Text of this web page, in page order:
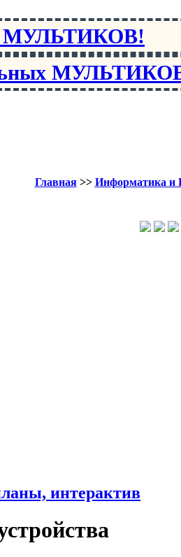
МУЛЬТИКОВ!
Главная>> Информатика и
интерактив